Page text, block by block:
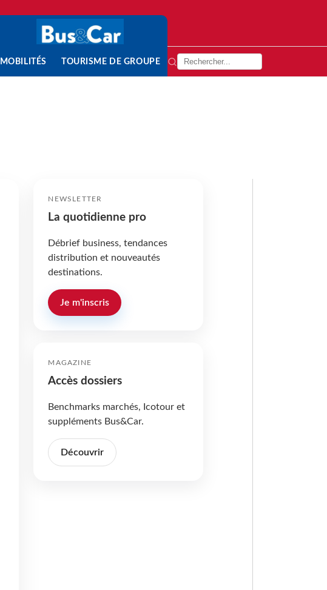
MOBILITÉS TOURISME DE GROUPE
NEWSLETTER
La quotidienne pro
Débrief business, tendances
distribution et nouveautés
destinations.
Je m'inscris
MAGAZINE
Accès dossiers
Benchmarks marchés, Icotour et
suppléments Bus&Car.
Découvrir